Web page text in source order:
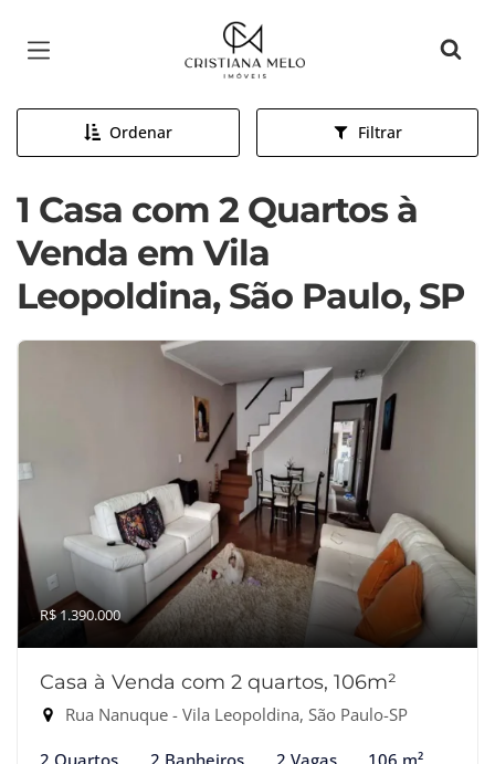
Página inicial
Ordenar Filtrar
1 Casa com 2 Quartos à
Venda em Vila
Leopoldina, São Paulo, SP
R$ 1.390.000
Casa à Venda com 2 quartos, 106m²
Rua Nanuque - Vila Leopoldina, São Paulo-SP
2 Quartos 2 Banheiros 2 Vagas 106 m²